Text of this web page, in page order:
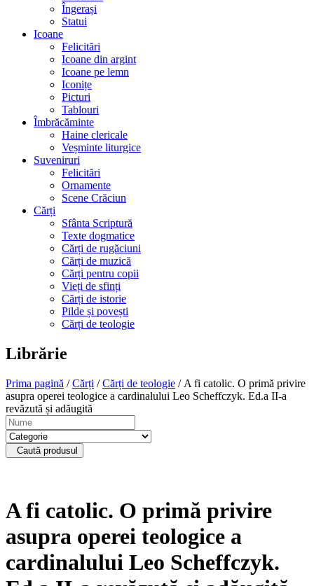
Îngerași
Statui
Icoane
Felicitări
Icoane din argint
Icoane pe lemn
Iconițe
Picturi
Tablouri
Îmbrăcăminte
Haine clericale
Veșminte liturgice
Suveniruri
Felicitări
Ornamente
Scene Crăciun
Cărți
Sfânta Scriptură
Texte dogmatice
Cărți de rugăciuni
Cărți de muzică
Cărți pentru copii
Vieți de sfinți
Cărți de istorie
Pilde și povești
Cărți de teologie
Librărie
Prima pagină /Cărți /Cărți de teologie / A fi catolic. O primă privire
asupra operei teologice a cardinalului Leo Scheffczyk. Ed.a II-a
revăzută și adăugită
Caută produsul
A fi catolic. O primă privire
asupra operei teologice a
cardinalului Leo Scheffczyk.